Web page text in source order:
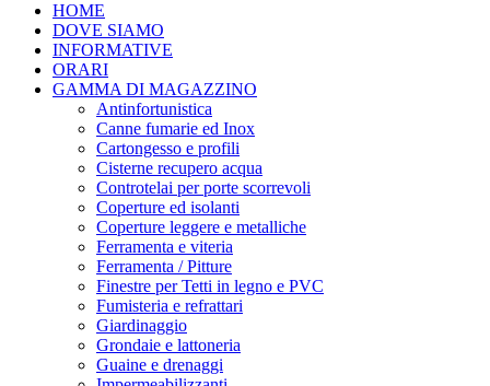
HOME
DOVE SIAMO
INFORMATIVE
ORARI
GAMMA DI MAGAZZINO
Antinfortunistica
Canne fumarie ed Inox
Cartongesso e profili
Cisterne recupero acqua
Controtelai per porte scorrevoli
Coperture ed isolanti
Coperture leggere e metalliche
Ferramenta e viteria
Ferramenta / Pitture
Finestre per Tetti in legno e PVC
Fumisteria e refrattari
Giardinaggio
Grondaie e lattoneria
Guaine e drenaggi